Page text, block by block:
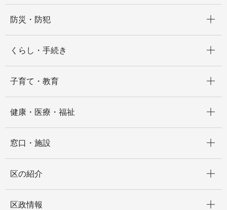
防災・防犯
くらし・手続き
子育て・教育
健康・医療・福祉
窓口・施設
区の紹介
区政情報